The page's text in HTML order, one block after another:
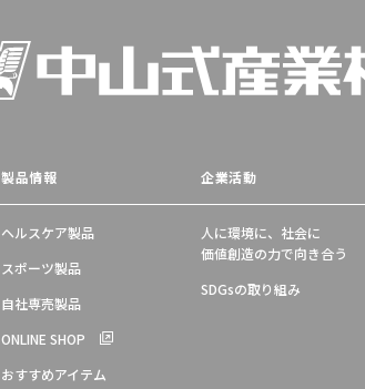
製品情報
ヘルスケア製品
スポーツ製品
自社専売製品
ONLINE SHOP
おすすめアイテム
企業活動
人に環境に、社会に
価値創造の力で向き合う
SDGsの取り組み